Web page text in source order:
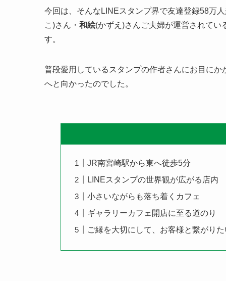
今回は、そんなLINEスタンプ界で友達登録58万
こ)さん・ 和絵(かずえ)さんご夫婦が運営されてい
す。
普段愛用しているスタンプの作者さんにお目に
へと向かったのでした。
JR南宮崎駅から東へ徒歩5分
LINEスタンプの世界観が広がる店内
小さいながらも落ち着くカフェ
ギャラリーカフェ開店に至る道のり
ご縁を大切にして、お客様と繋がり